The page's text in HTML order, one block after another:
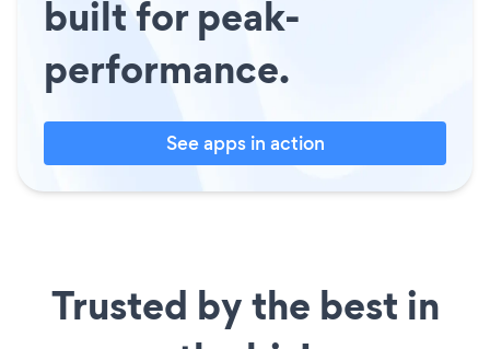
built for peak-
performance.
See apps in action
Trusted by the best in